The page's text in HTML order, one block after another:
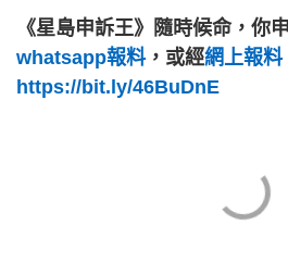
《星島申訴王》隨時候命，你
whatsapp報料，或經網上報料
https://bit.ly/46BuDnE